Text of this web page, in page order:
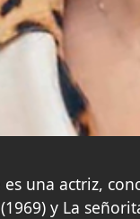
es una actriz,
y La